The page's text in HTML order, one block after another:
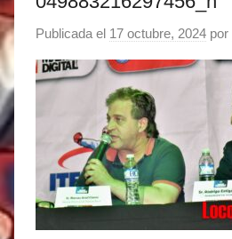
Publicada el 17 octubre, 2024 por